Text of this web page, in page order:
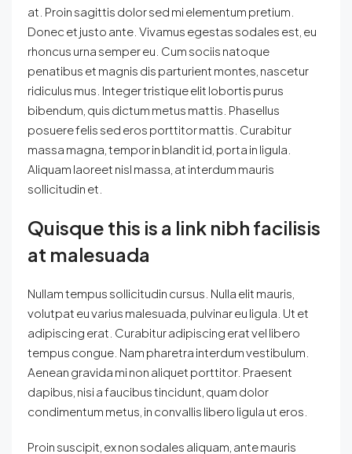
at. Proin sagittis dolor sed mi elementum pretium.
Donec et justo ante. Vivamus egestas sodales est, eu
rhoncus urna semper eu. Cum sociis natoque
penatibus et magnis dis parturient montes, nascetur
ridiculus mus. Integer tristique elit lobortis purus
bibendum, quis dictum metus mattis. Phasellus
posuere felis sed eros porttitor mattis. Curabitur
massa magna, tempor in blandit id, porta in ligula.
Aliquam laoreet nisl massa, at interdum mauris
sollicitudin et.
Quisque this is a link nibh facilisis
at malesuada
Nullam tempus sollicitudin cursus. Nulla elit mauris,
volutpat eu varius malesuada, pulvinar eu ligula. Ut et
adipiscing erat. Curabitur adipiscing erat vel libero
tempus congue. Nam pharetra interdum vestibulum.
Aenean gravida mi non aliquet porttitor. Praesent
dapibus, nisi a faucibus tincidunt, quam dolor
condimentum metus, in convallis libero ligula ut eros.
Proin suscipit, ex non sodales aliquam, ante mauris